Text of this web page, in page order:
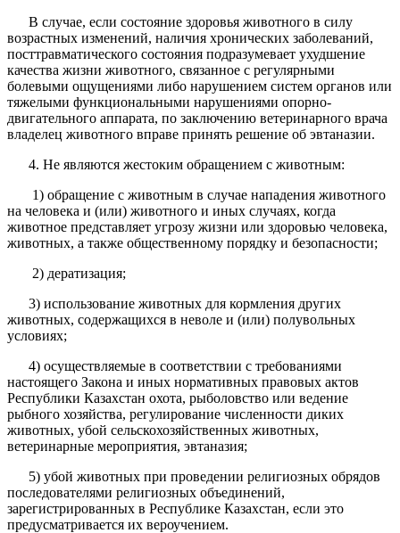
В случае, если состояние здоровья животного в силу
возрастных изменений, наличия хронических заболеваний,
посттравматического состояния подразумевает ухудшение
качества жизни животного, связанное с регулярными
болевыми ощущениями либо нарушением систем органов или
тяжелыми функциональными нарушениями опорно-
двигательного аппарата, по заключению ветеринарного врача
владелец животного вправе принять решение об эвтаназии.
Не являются жестоким обращением с животным:
1) обращение с животным в случае нападения животного
на человека и (или) животного и иных случаях, когда
животное представляет угрозу жизни или здоровью человека,
животных, а также общественному порядку и безопасности;
2) дератизация;
3) использование животных для кормления других
животных, содержащихся в неволе и (или) полувольных
условиях;
4) осуществляемые в соответствии с требованиями
настоящего Закона и иных нормативных правовых актов
Республики Казахстан охота, рыболовство или ведение
рыбного хозяйства, регулирование численности диких
животных, убой сельскохозяйственных животных,
ветеринарные мероприятия, эвтаназия;
5) убой животных при проведении религиозных обрядов
последователями религиозных объединений,
зарегистрированных в Республике Казахстан, если это
предусматривается их вероучением.